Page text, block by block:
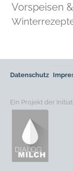
Vorspeisen
Datenschutz
Ein Projekt der